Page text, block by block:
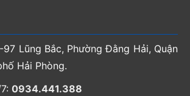
Lũng Bắc, Phường Đằng Hải, Quận
Hải Phòng.
0934.441.388